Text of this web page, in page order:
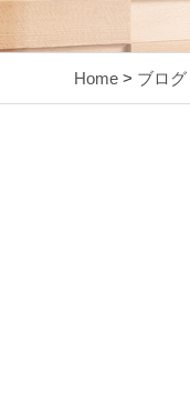
Home > ブログ